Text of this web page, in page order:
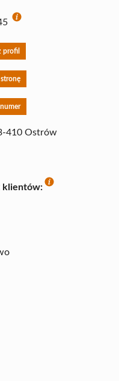
profil
stronę
410 Ostrów
klientów: